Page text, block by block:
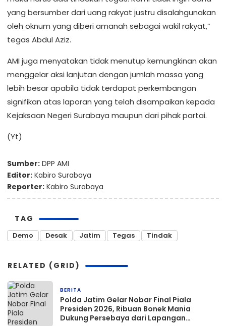
yang bersumber dari uang rakyat justru disalahgunakan
oleh oknum yang diberi amanah sebagai wakil rakyat,”
tegas Abdul Aziz.
AMI juga menyatakan tidak menutup kemungkinan akan
menggelar aksi lanjutan dengan jumlah massa yang
lebih besar apabila tidak terdapat perkembangan
signifikan atas laporan yang telah disampaikan kepada
Kejaksaan Negeri Surabaya maupun dari pihak partai.
(Yt)
Sumber: DPP AMI
Editor: Kabiro Surabaya
Reporter: Kabiro Surabaya
TAG
Demo Desak Jatim Tegas Tindak
RELATED (GRID)
BERITA
Polda Jatim Gelar Nobar Final Piala
Presiden 2026, Ribuan Bonek Mania
Dukung Persebaya dari Lapangan